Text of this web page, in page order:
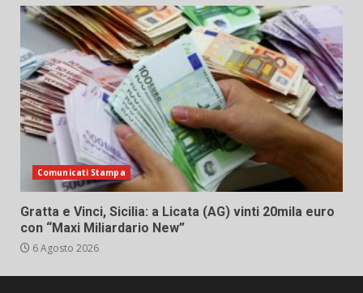
Comunicati Stampa
Gratta e Vinci, Sicilia: a Licata (AG) vinti 20mila euro
con “Maxi Miliardario New”
6 Agosto 2026